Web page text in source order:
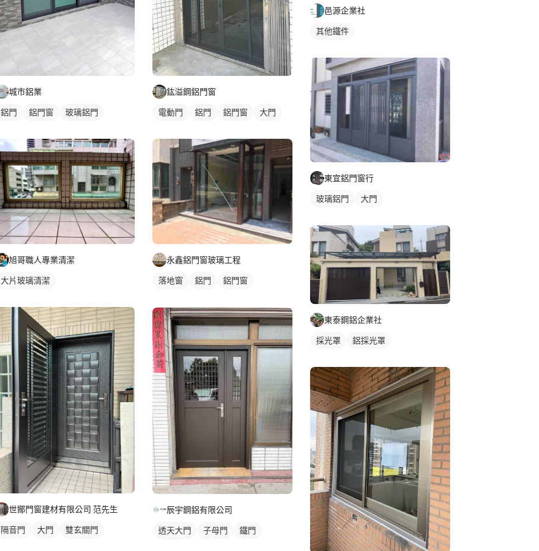
城市鋁業
鋁門 鋁門窗 玻璃鋁門
旭哥職人專業清潔
大片玻璃清潔
世鄮門窗建材有限公司 范先生
隔音門 大門 雙玄關門
鈜溢鋼鋁門窗
電動門 鋁門 鋁門窗 大門
永鑫鋁門窗玻璃工程
落地窗 鋁門
鋁門窗
辰宇鋼鋁有限公司
透天大門 子母門
鐵門
邑源企業社
其他鐵件
東宜鋁門窗行
玻璃鋁門 大門
東泰鋼鋁企業社
採光罩 鋁採光罩